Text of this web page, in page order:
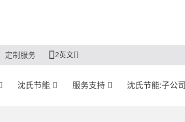
定制服务 2英文
沈氏节能 服务支持 沈氏节能:子公司